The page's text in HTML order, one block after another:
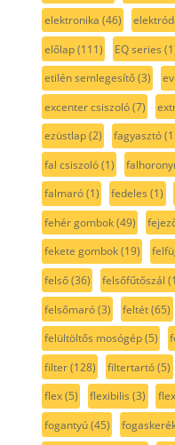
elektronika (46)
előlap(111) EQ series
etilén semlegesítő(3)
excenter csiszoló(7)
ezüstlap(2) fagyasztó
fal csiszoló(1)
falmaró(1) fedeles (1)
fehér gombok(49)
fekete gombok(19)
felső(36) felsőfűtőszál
felsőmaró(3) feltét(65)
felültöltős mosógép(5)
filter(128) filtertartó(5)
flex(5) flexibilis (3)
fogantyú(45)